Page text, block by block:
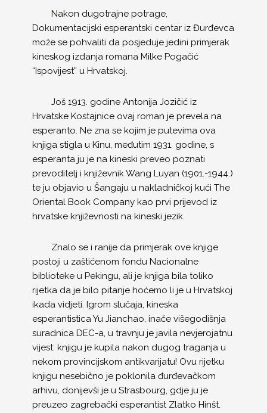
Nakon dugotrajne potrage,
Dokumentacijski esperantski centar iz Đurđevca
može se pohvaliti da posjeduje jedini primjerak
kineskog izdanja romana Milke Pogačić
“Ispovijest” u Hrvatskoj.
Još 1913. godine Antonija Jozičić iz
Hrvatske Kostajnice ovaj roman je prevela na
esperanto. Ne zna se kojim je putevima ova
knjiga stigla u Kinu, međutim 1931. godine, s
esperanta ju je na kineski preveo poznati
prevoditelj i književnik Wang Luyan (1901.-1944.)
te ju objavio u Šangaju u nakladničkoj kući The
Oriental Book Company kao prvi prijevod iz
hrvatske književnosti na kineski jezik.
Znalo se i ranije da primjerak ove knjige
postoji u zaštićenom fondu Nacionalne
biblioteke u Pekingu, ali je knjiga bila toliko
rijetka da je bilo pitanje hoćemo li je u Hrvatskoj
ikada vidjeti. Igrom slučaja, kineska
esperantistica Yu Jianchao, inače višegodišnja
suradnica DEC-a, u travnju je javila nevjerojatnu
vijest: knjigu je kupila nakon dugog traganja u
nekom provincijskom antikvarijatu! Ovu rijetku
knjigu nesebično je poklonila đurđevačkom
arhivu, donijevši je u Strasbourg, gdje ju je
preuzeo zagrebački esperantist Zlatko Hinšt.